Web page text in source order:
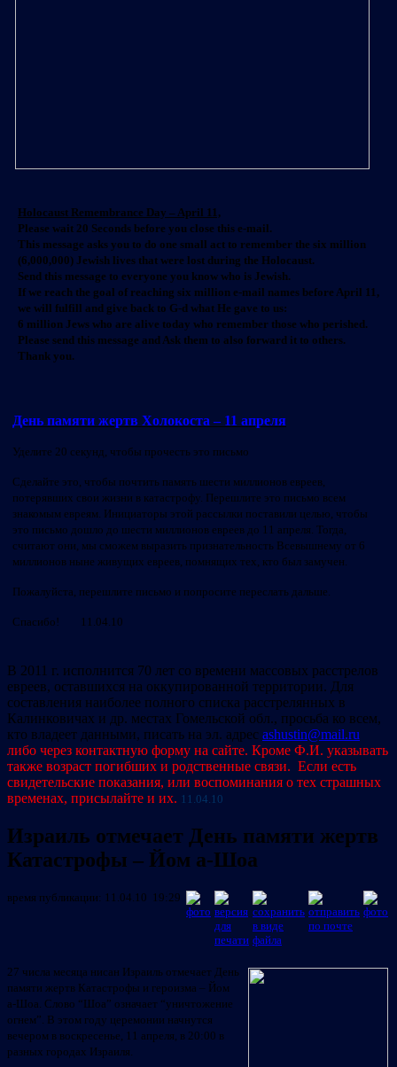
Holocaust Remembrance Day – April 11,
Please wait 20 Seconds before you close this e-mail.
This message asks you to do one small act to remember the six million
(6,000,000) Jewish lives that were lost during the Holocaust.
Send this message to everyone you know who is Jewish.
If we reach the goal of reaching six million e-mail names before April 11,
we will fulfill and give back to G-d what He gave to us:
6 million Jews who are alive today who remember those who perished.
Please send this message and Ask them to also forward it to others.
Thank you.
День памяти жертв Холокоста – 11 апреля
Уделите 20 секунд, чтобы прочесть это письмо
Сделайте это, чтобы почтить память шести миллионов евреев,
потерявших свои жизни в катастрофу. Перешлите это письмо всем
знакомым евреям. Инициаторы этой рассылки поставили целью, чтобы
это письмо дошло до шести миллионов евреев до 11 апреля. Тогда,
считают они, мы сможем выразить признательность Всевышнему от 6
миллионов ныне живущих евреев, помнящих тех, кто был замучен.
Пожалуйста, перешлите письмо и попросите переслать дальше.
Спасибо! 11.04.10
В 2011 г. исполнится 70 лет со времени массовых расстрелов
евреев, оставшихся на оккупированной территории. Для
составления наиболее полного списка расстрелянных в
Калинковичах и др. местах Гомельской обл., просьба ко всем,
кто владеет данными, писать на эл. адрес ashustin@mail.ru
либо через контактную форму на сайте. Кроме Ф.И. указывать
также возраст погибших и родственные связи. Если есть
свидетельские показания, или воспоминания о тех страшных
временах, присылайте и их. 11.04.10
Израиль отмечает День памяти жертв
Катастрофы – Йом а-Шоа
время публикации: 11.04.10 19:29
27 числа месяца нисан Израиль отмечает День
памяти жертв Катастрофы и героизма – Йом
а-Шоа. Слово “Шоа” означает “уничтожение
огнем”. В этом году церемонии начнутся
вечером в воскресенье, 11 апреля, в 20:00 в
разных городах Израиля.